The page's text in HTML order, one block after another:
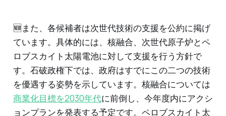
🆕また、各候補者は次世代技術の支援を公約に掲げ
ています。具体的には、核融合、次世代原子炉とペ
ロブスカイト太陽電池に対して支援を行う方針で
す。石破政権下では、政府はすでにこの二つの技術
を優遇する姿勢を示しています。核融合については
商業化目標を2030年代に前倒し、今年度内にアクシ
ョンプランを発表する予定です。ペロブスカイト太